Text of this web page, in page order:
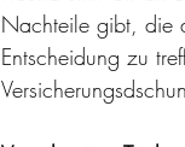
Nachteile gibt, die
Entscheidung zu